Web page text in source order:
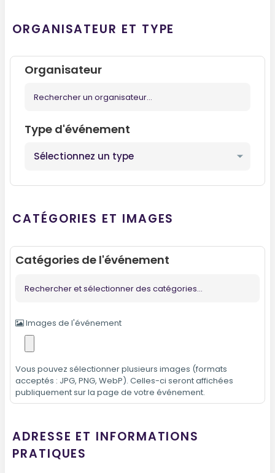
ORGANISATEUR ET TYPE
Organisateur
Type d'événement
CATÉGORIES ET IMAGES
Catégories de l'événement
Images de l'événement
Vous pouvez sélectionner plusieurs images (formats
acceptés : JPG, PNG, WebP). Celles-ci seront affichées
publiquement sur la page de votre événement.
ADRESSE ET INFORMATIONS
PRATIQUES